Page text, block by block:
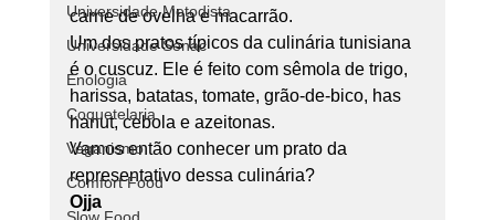
Universidade Metodista
Universidade Senac
Enologia
Coquetelaria
Veganismo
Comfort Food
Slow Food
carne de ovelha e macarrão.
Um dos pratos típicos da culinária tunisiana
é o cuscuz. Ele é feito com sêmola de trigo,
harissa, batatas, tomate, grão-de-bico, has
hanut, cebola e azeitonas.
Vamos então conhecer um prato da
representativo dessa culinária?
Ojja